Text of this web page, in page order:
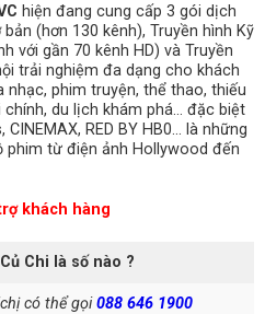
hiện đang cung cấp 3 gói dịch
(hơn 130 kênh), Truyền hình Kỹ
với gần 70 kênh HD) và Truyền
trải nghiệm đa dạng cho khách
nhạc, phim truyện, thể thao, thiếu
du lịch khám phá… đặc biệt
RED BY HB0… là những
phim từ điện ảnh Hollywood đến
khách hàng
Chi là số nào ?
có thể gọi088 646 1900